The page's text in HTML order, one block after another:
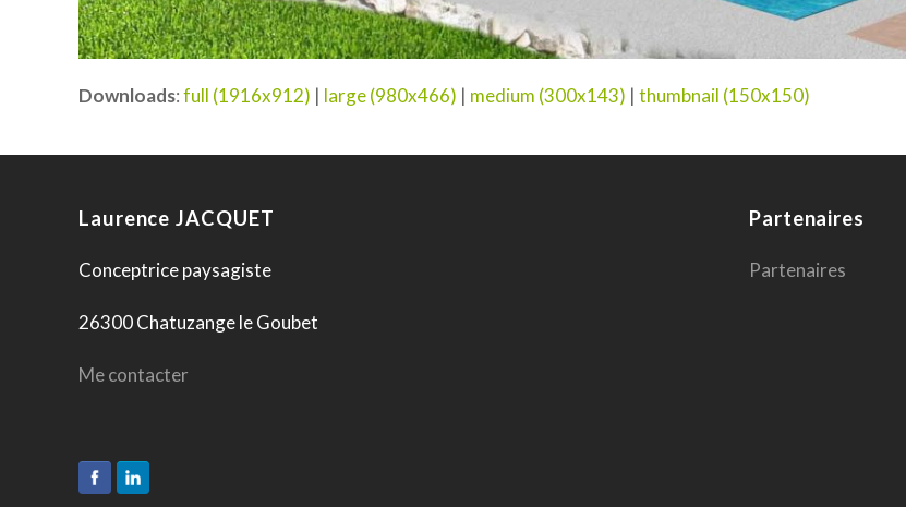
Downloads:full (1916x912) | large (980x466) | medium (300x143) | thumbnail (150x150)
Laurence JACQUET
Conceptrice paysagiste
26300 Chatuzange le Goubet
Me contacter
Partenaires
Partenaires